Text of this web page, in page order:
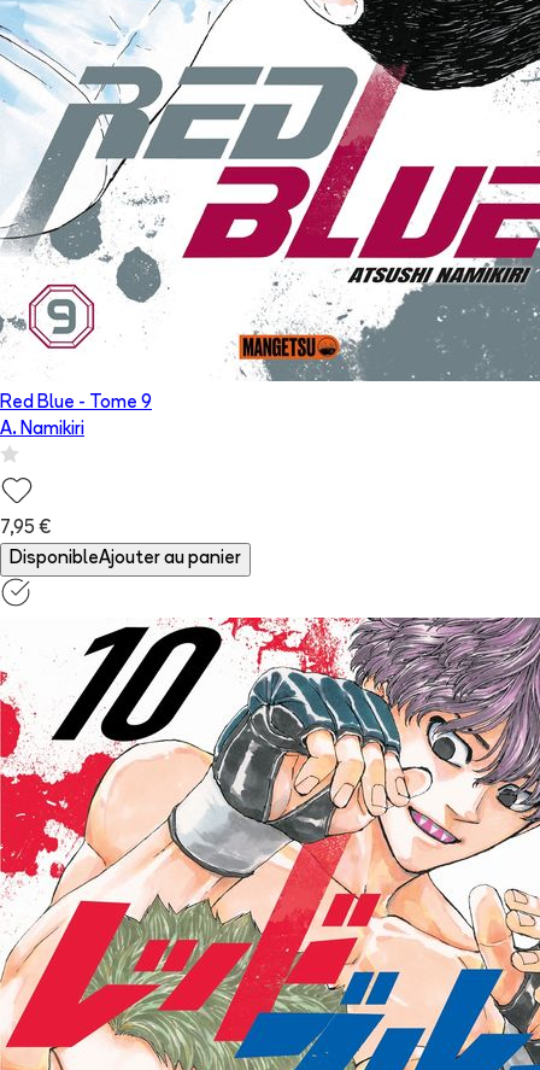
Red Blue - Tome 9
A. Namikiri
7,95 €
DisponibleAjouter au panier